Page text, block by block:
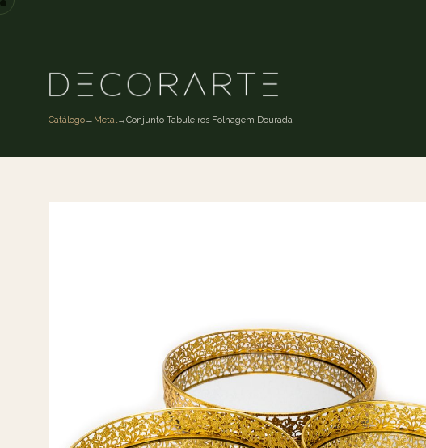
Catálogo→ Metal→Conjunto Tabuleiros Folhagem Dourada